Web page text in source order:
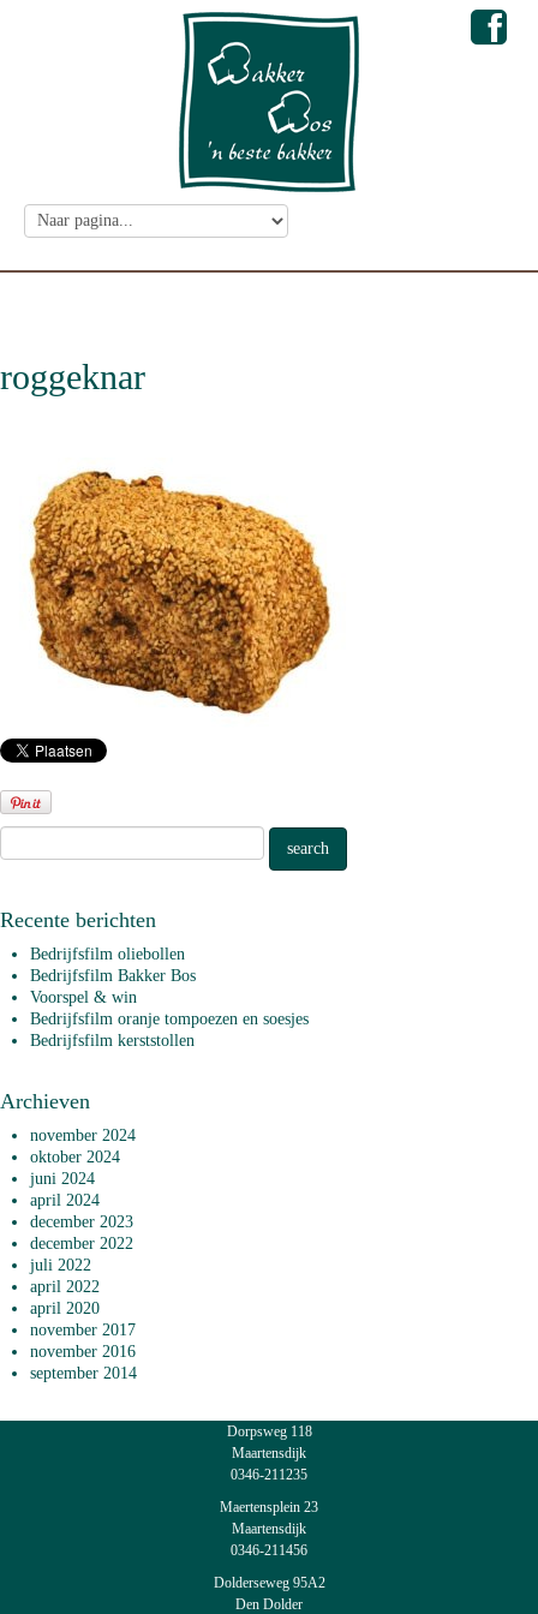
roggeknar
Recente berichten
Bedrijfsfilm oliebollen
Bedrijfsfilm Bakker Bos
Voorspel & win
Bedrijfsfilm oranje tompoezen en soesjes
Bedrijfsfilm kerststollen
Archieven
november 2024
oktober 2024
juni 2024
april 2024
december 2023
december 2022
juli 2022
april 2022
april 2020
november 2017
november 2016
september 2014
Dorpsweg 118
Maartensdijk
0346-211235
Maertensplein 23
Maartensdijk
0346-211456
Dolderseweg 95A2
Den Dolder